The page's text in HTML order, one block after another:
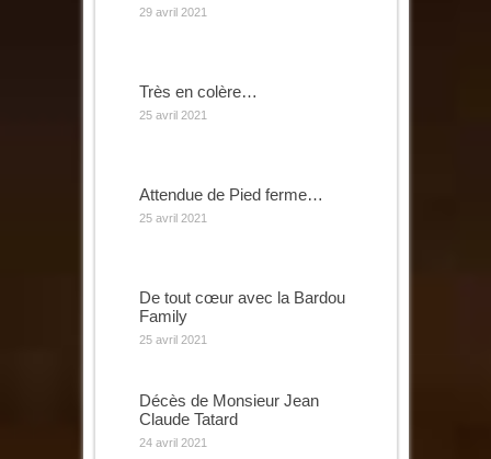
29 avril 2021
Très en colère…
25 avril 2021
Attendue de Pied ferme…
25 avril 2021
De tout cœur avec la Bardou
Family
25 avril 2021
Décès de Monsieur Jean
Claude Tatard
24 avril 2021